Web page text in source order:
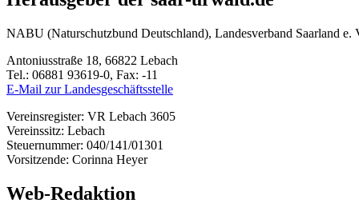
NABU (Naturschutzbund Deutschland), Landesverband Saarland e.
Antoniusstraße 18, 66822 Lebach
Tel.: 06881 93619-0, Fax: -11
E-Mail zur Landesgeschäftsstelle
Vereinsregister: VR Lebach 3605
Vereinssitz: Lebach
Steuernummer: 040/141/01301
Vorsitzende: Corinna Heyer
Web-Redaktion